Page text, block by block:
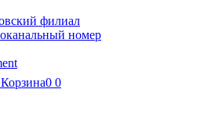
филиал
номер
Корзина0 0